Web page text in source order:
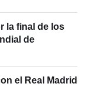
la final de los
de
el Real Madrid